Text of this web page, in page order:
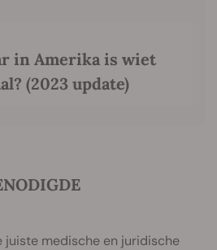
in Amerika is wiet
(2023 update)
juiste medische en juridische